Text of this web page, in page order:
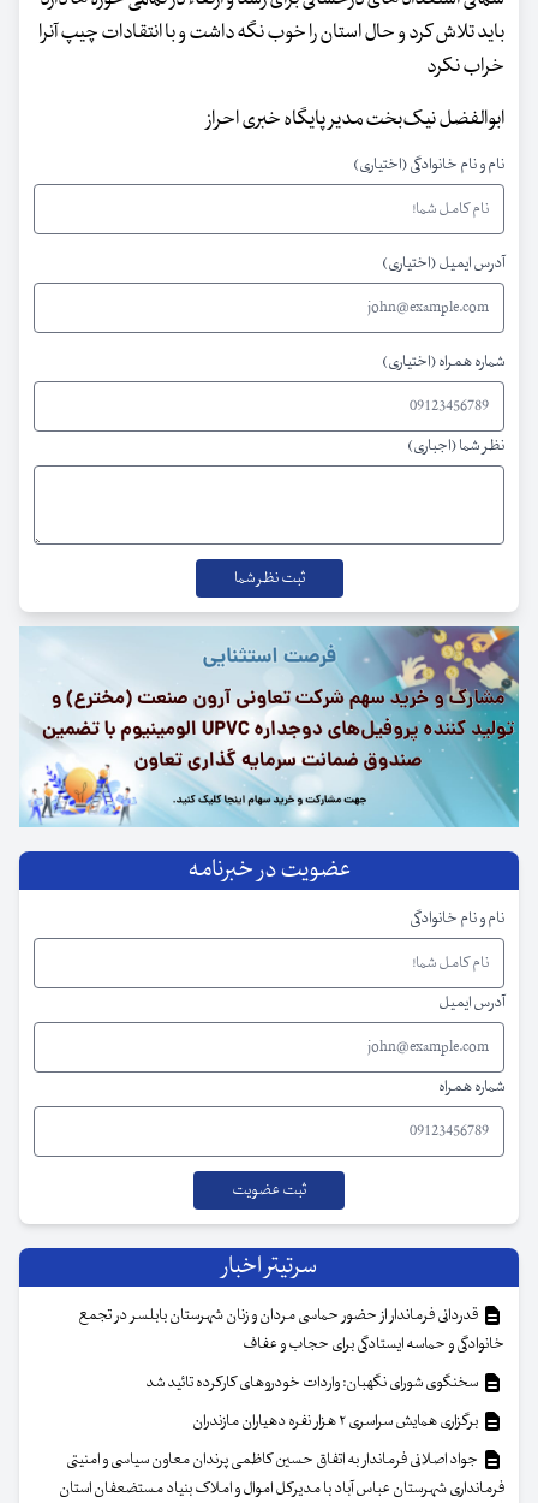
باید تلاش کرد و حال استان را خوب نگه داشت و با انتقادات چیپ آنرا
خراب نکرد
ابوالفضل نیک‌بخت مدیر پایگاه خبری احراز
نام و نام خانوادگی (اختیاری)
آدرس ایمیل (اختیاری)
شماره همراه (اختیاری)
نظر شما (اجباری)
عضویت در خبرنامه
نام و نام خانوادگی
آدرس ایمیل
شماره همراه
سرتیتر اخبار
قدردانی فرماندار از حضور حماسی مردان و زنان شهرستان بابلسر در تجمع
خانوادگی و حماسه ایستادگی برای حجاب و عفاف
سخنگوی شورای نگهبان: واردات خودروهای کارکرده تائید شد
برگزاری همایش سراسری ۲ هزار نفره دهیاران مازندران
جواد اصلانی فرماندار به اتفاق حسین کاظمی پرندان معاون سیاسی و امنیتی
فرمانداری شهرستان عباس آباد با مدیرکل اموال و املاک بنیاد مستضعفان استان